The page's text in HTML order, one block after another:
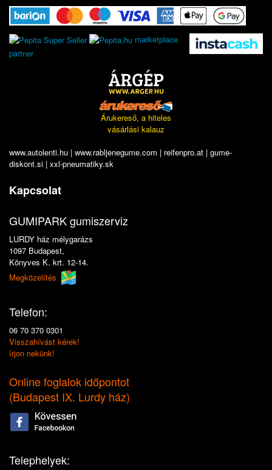
marketplace
partner
Árukereső, a hiteles
vásárlási kalauz
www.autolenti.hu | www.rabljenegume.com | reifenpro.at | gume-
diskont.si | xxl-pneumatiky.sk
Kapcsolat
GUMIPARK gumiszerviz
LURDY ház mélygarázs
1097 Budapest,
Könyves K. krt. 12-14.
Megközelítés
Telefon:
06 70 370 0301
Visszahívást kérek!
írjon nekünk!
Online foglalok időpontot
(Budapest IX. Lurdy ház)
Telephelyek: